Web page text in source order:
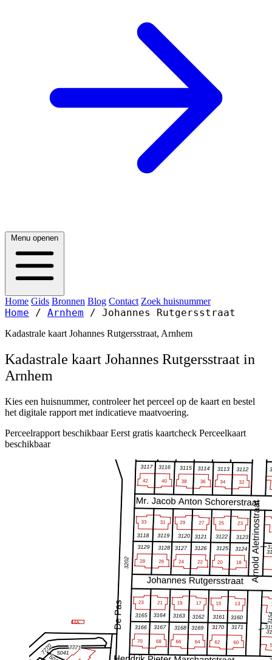
Menu openen
Home Gids Bronnen Blog Contact Zoek huisnummer
Home / Arnhem / Johannes Rutgersstraat
Kadastrale kaart Johannes Rutgersstraat, Arnhem
Kadastrale kaart Johannes Rutgersstraat in
Arnhem
Kies een huisnummer, controleer het perceel op de kaart en bestel
het digitale rapport met indicatieve maatvoering.
Perceelrapport beschikbaar Eerst gratis kaartcheck Perceelkaart
beschikbaar